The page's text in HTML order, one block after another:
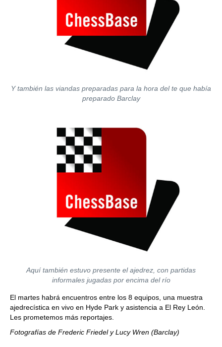
Y también las viandas preparadas para la hora del te que había
preparado Barclay
Aquí también estuvo presente el ajedrez, con partidas
informales jugadas por encima del río
El martes habrá encuentros entre los 8 equipos, una muestra
ajedrecística en vivo en Hyde Park y asistencia a El Rey León.
Les prometemos más reportajes.
Fotografías de Frederic Friedel y Lucy Wren (Barclay)